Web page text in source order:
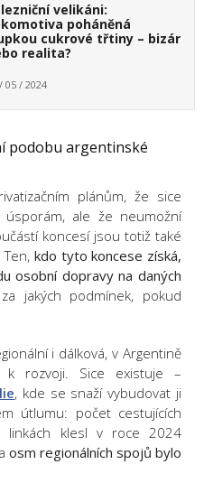
velikáni:
poháněná
cukrové třtiny – bizár
realita?
05 / 2024
podobu argentinské
plánům, že sice
ale že neumožní
koncesí jsou totiž také
kdo tyto koncese získá,
osobní dopravy na daných
jakých podmínek, pokud
i dálková, v Argentině
k rozvoji. Sice existuje –
, kde se snaží vybudovat ji
útlumu: počet cestujících
linkách klesl v roce 2024
osm regionálních spojů bylo